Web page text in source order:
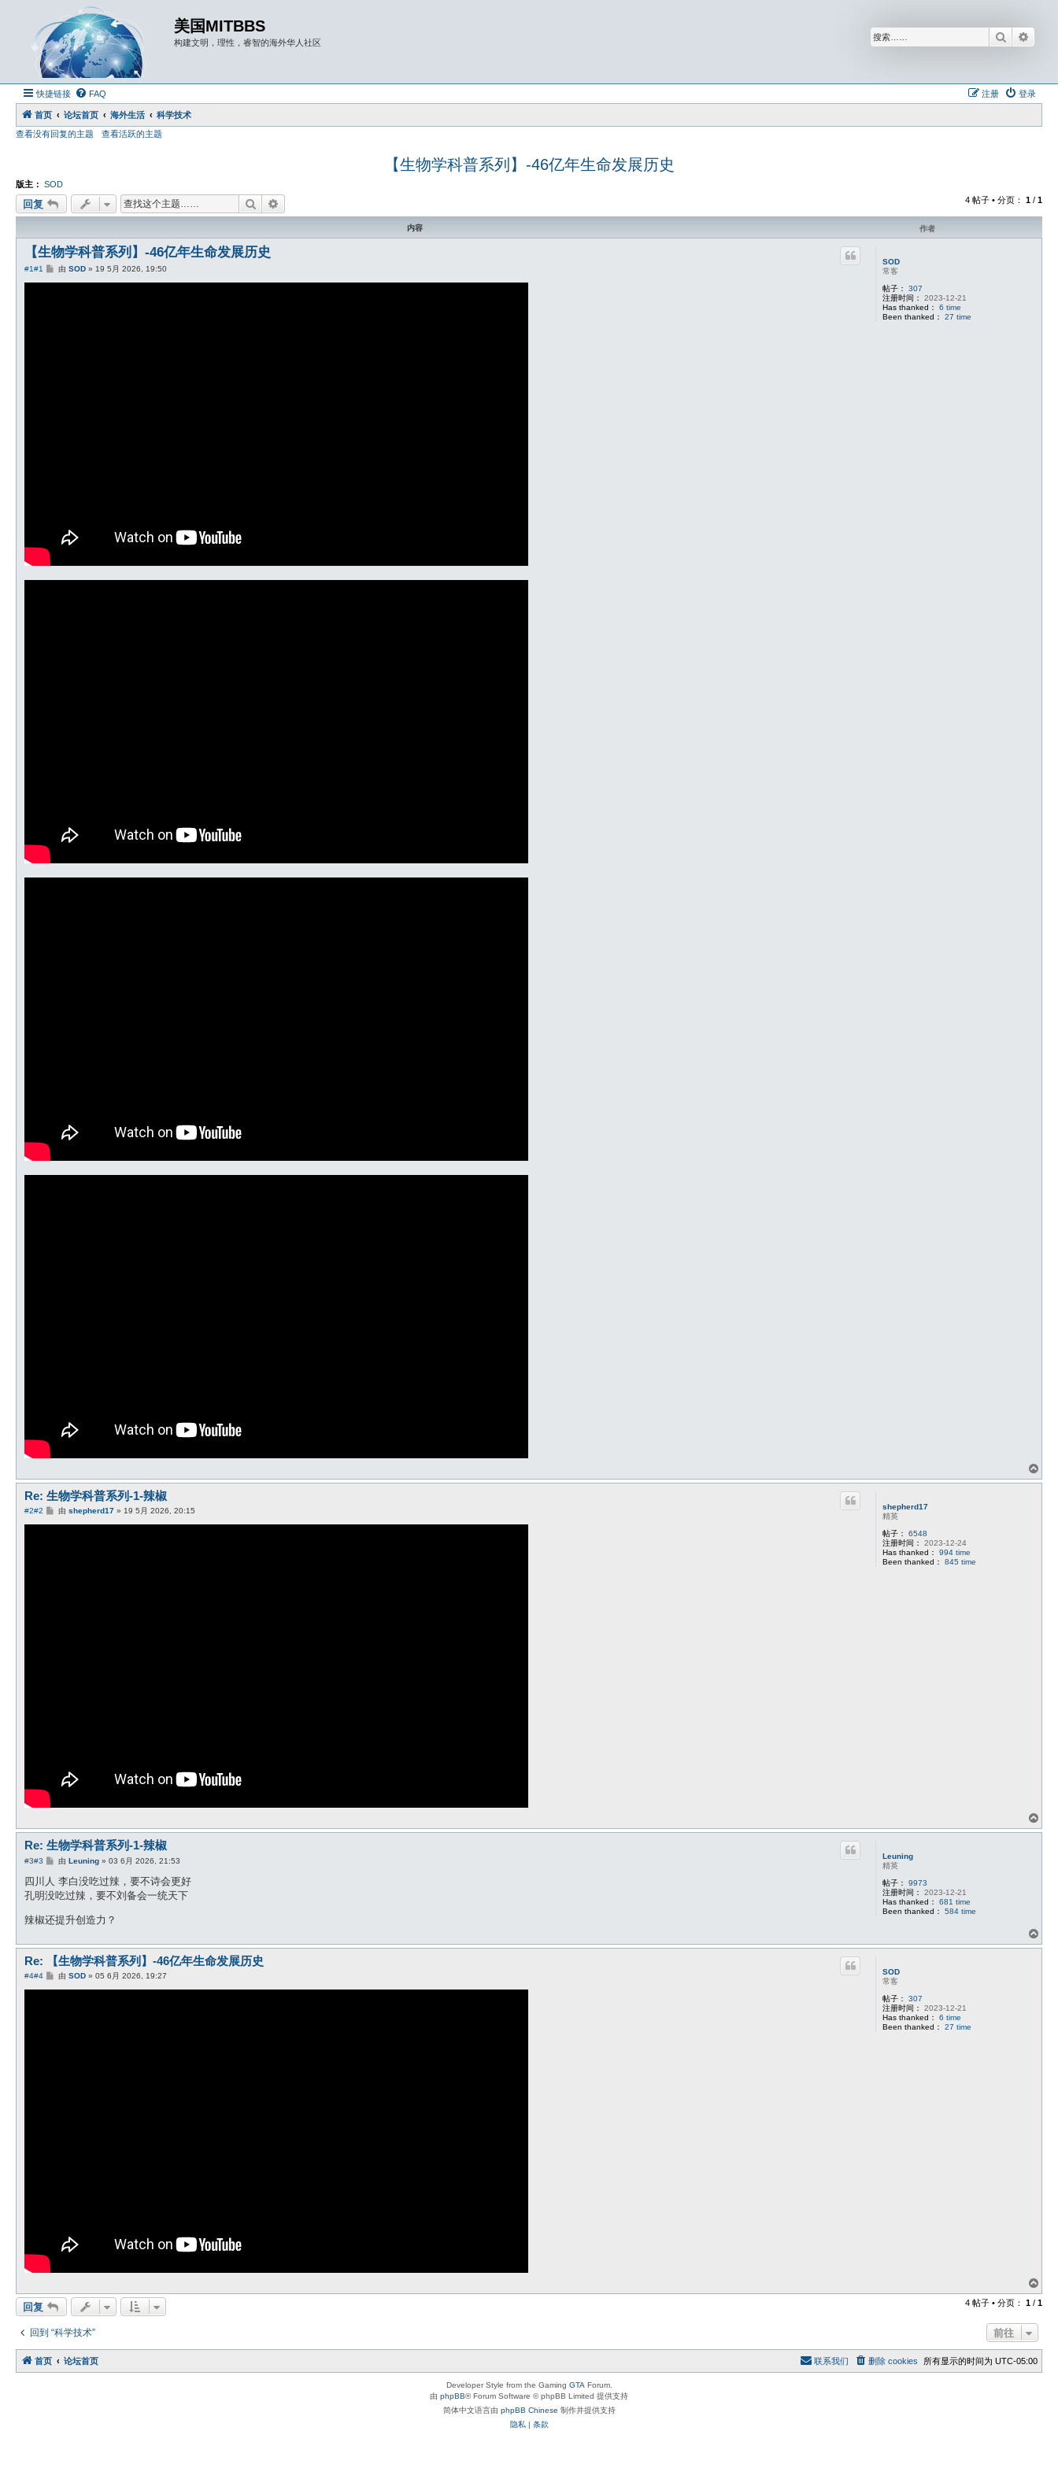
美国MITBBS
构建文明，理性，睿智的海外华人社区 搜索
快捷链接 FAQ 登录
注册
首页 论坛首页 海外生活
科学技术
查看没有回复的主题
查看活跃的主题
【生物学科普系列】-46亿年生命发展历史
版主： SOD
回复 搜索 4 帖子 • 分页： 1 / 1
内容 作者
SOD
常客
帖子：
307
注册时间：
2023-12-21
Has thanked：
6 time
Been thanked：
27 time
【生物学科普系列】-46亿年生命发展历史
#1#1
帖
由 SOD» 19 5月 2026, 19:50
首
shepherd17
精英
帖子：
6548
注册时间：
2023-12-24
Has thanked：
994 time
Been thanked：
845 time
Re: 生物学科普系列-1-辣椒
#2#2
帖
由 shepherd17» 19 5月 2026, 20:15
首
Leuning
精英
帖子：
9973
注册时间：
2023-12-21
Has thanked：
681 time
Been thanked：
584 time
Re: 生物学科普系列-1-辣椒
#3#3
帖
由 Leuning» 03 6月 2026, 21:53
四川人 李白没吃过辣，要不诗会更好
孔明没吃过辣，要不刘备会一统天下
辣椒还提升创造力？
首
SOD
常客
帖子：
307
注册时间：
2023-12-21
Has thanked：
6 time
Been thanked：
27 time
Re: 【生物学科普系列】-46亿年生命发展历史
#4#4
帖
由 SOD» 05 6月 2026, 19:27
首
回复 4 帖子 • 分页： 1 / 1
回到 “科学技术” 前往
首页 论坛首页 所有显示的时间为 UTC-05:00
删除 cookies
联系我们
Developer Style from the Gaming GTA Forum.
由 phpBB® Forum Software © phpBB Limited 提供支持
简体中文语言由 phpBB Chinese 制作并提供支持
隐私 | 条款